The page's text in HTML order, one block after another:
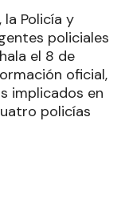
la Policía y
policiales
el 8 de
oficial,
implicados en
policías